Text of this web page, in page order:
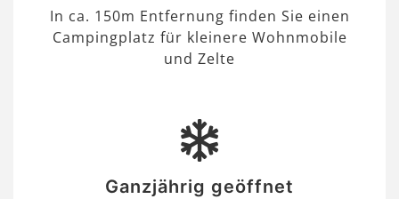
In ca. 150m Entfernung finden Sie einen
Campingplatz für kleinere Wohnmobile
und Zelte
Ganzjährig geöffnet